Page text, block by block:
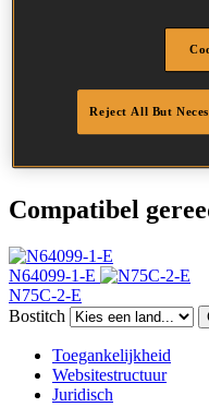
45
Ring
Afwerking
Hoeveelheid per box 16000
DoP
Compatibel
N64099-1-E
N75C-2-E
Bostitch
Toegankelijkheid
Websitestructuur
Juridisch
Reject All But